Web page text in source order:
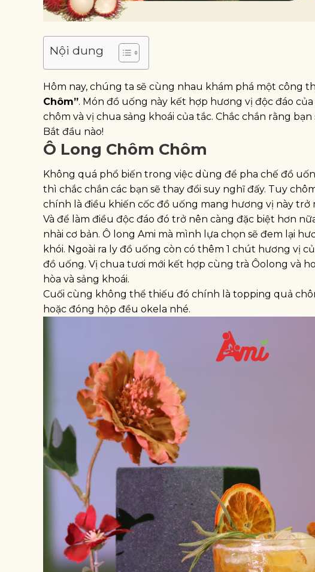
Nội dung
Hôm nay, chúng ta sẽ cùng nhau khám phá một công
Chôm”. Món đồ uống này kết hợp hương vị độc đáo
chôm và vị chua sảng khoái của tắc. Chắc chắn rằng
Bắt đầu nào!
Ô Long Chôm Chôm
Không quá phổ biến trong việc dùng để pha chế đồ
thì chắc chắn các bạn sẽ thay đổi suy nghĩ đấy. Tuy
chính là điều khiến cốc đồ uống mang hương vị này trở
Và để làm điều độc đáo đó trở nên càng đặc biệt hơn
nhài cơ bản. Ô long Ami mà mình lựa chọn sẽ đem lại
khói. Ngoài ra ly đồ uống còn có thêm 1 chút hương vị
đồ uống. Vị chua tươi mới kết hợp cùng trà Ôolong và
hòa và sảng khoái.
Cuối cùng không thể thiếu đó chính là topping quả
hoặc đóng hộp đều okela nhé.